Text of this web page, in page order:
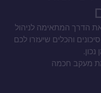
הדרך המתאימה לניהול
והכלים שיעזרו לכם